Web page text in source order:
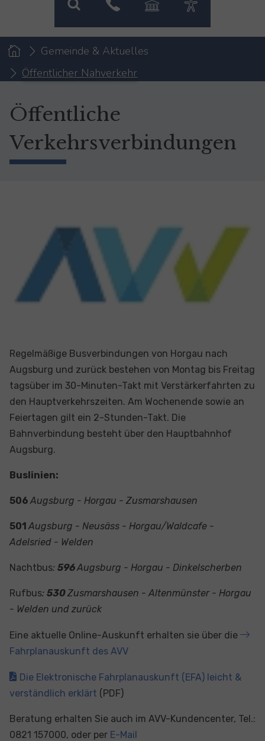
You are here:Gemeinde & Aktuelles
Öffentlicher Nahverkehr
Öffentliche
Verkehrsverbindungen
Regelmäßige Busverbindungen von Horgau nach
Augsburg und zurück bestehen von Montag bis Freitag
tagsüber im 30-Minuten-Takt mit Verstärkerfahrten zu
den Hauptverkehrszeiten. Am Wochenende sowie an
Feiertagen gilt ein 2-Stunden-Takt. Die
Bahnverbindung besteht über den Hauptbahnhof
Augsburg.
Buslinien:
506Augsburg - Horgau - Zusmarshausen
501Augsburg - Neusäss - Horgau/Waldcafe -
Adelsried - Welden
Nachtbus: 596Augsburg - Horgau - Dinkelscherben
Rufbus: 530Zusmarshausen - Altenmünster - Horgau
- Welden und zurück
Eine aktuelle Online-Auskunft erhalten sie über die
Fahrplanauskunft des AVV
Die Elektronische Fahrplanauskunft (EFA) leicht &
verständlich erklärt (PDF)
Beratung erhalten Sie auch im AVV-Kundencenter, Tel.:
0821 157000, oder per E-Mail